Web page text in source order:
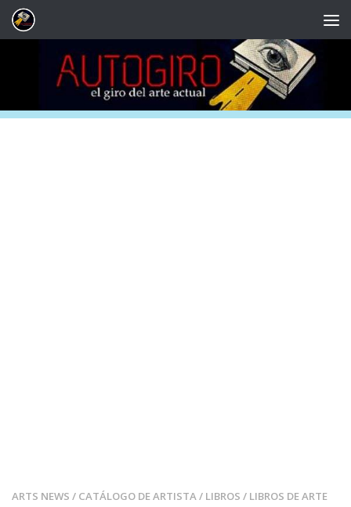
Saltar al contenido
ARTS NEWS / CATÁLOGO DE ARTISTA/ LIBROS / LIBROS DE ARTE